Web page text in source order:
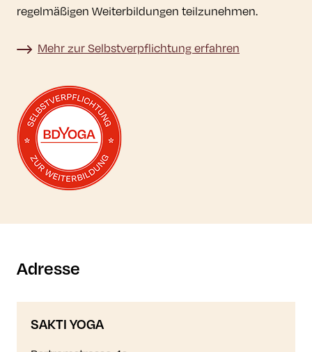
regelmäßigen Weiterbildungen teilzunehmen.
Mehr zur Selbstverpflichtung erfahren
Mehr zur Selbstverpflichtung erfahren
Adresse
SAKTI YOGA